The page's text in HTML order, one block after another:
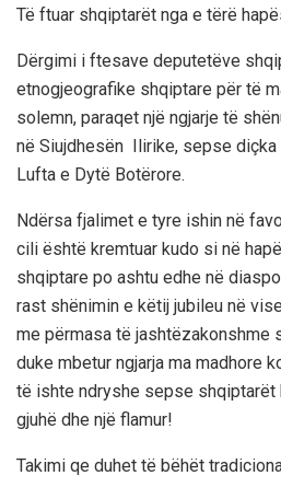
Të ftuar shqiptarët nga e tërë
Dërgimi i ftesave deputetëve
etnogjeografike shqiptare për të
solemn, paraqet një ngjarje të
në Siujdhesën Ilirike, sepse diçka
Lufta e Dytë Botërore.
Ndërsa fjalimet e tyre ishin në
cili është kremtuar kudo si në
shqiptare po ashtu edhe në
rast shënimin e këtij jubileu në
me përmasa të jashtëzakonshme
duke mbetur ngjarja ma madhore
të ishte ndryshe sepse shqiptarët
gjuhë dhe një flamur!
Takimi qe duhet të bëhët